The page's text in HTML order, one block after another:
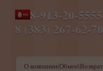
8-913-20-
8 (383) 267-
ПН-ПТ 8-17,СБ-ВС 9-
О